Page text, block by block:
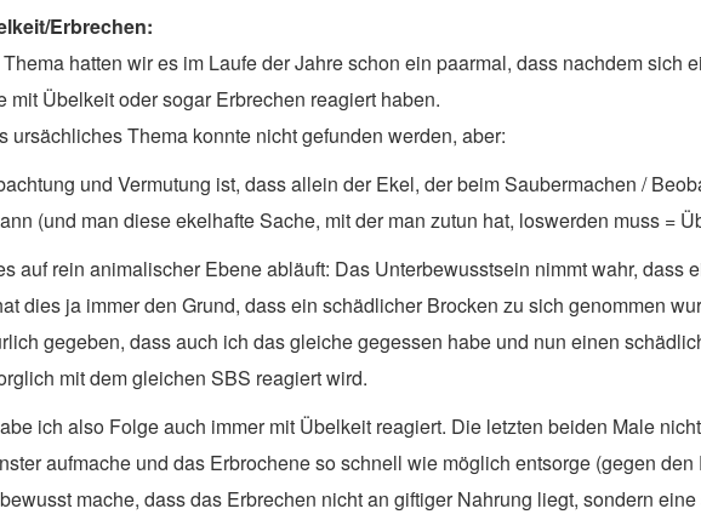
Erbrechen:
hatten wir es im Laufe der Jahre schon ein paarmal, dass nachdem sich
mit Übelkeit oder sogar Erbrechen reagiert haben.
ursächliches Thema konnte nicht gefunden werden, aber:
und Vermutung ist, dass allein der Ekel, der beim Saubermachen /
(und man diese ekelhafte Sache, mit der man zutun hat, loswerden muss =
auf rein animalischer Ebene abläuft: Das Unterbewusstsein nimmt wahr, dass
dies ja immer den Grund, dass ein schädlicher Brocken zu sich genommen
gegeben, dass auch ich das gleiche gegessen habe und nun einen
mit dem gleichen SBS reagiert wird.
ich also Folge auch immer mit Übelkeit reagiert. Die letzten beiden Male
aufmache und das Erbrochene so schnell wie möglich entsorge (gegen den
mache, dass das Erbrechen nicht an giftiger Nahrung liegt, sondern